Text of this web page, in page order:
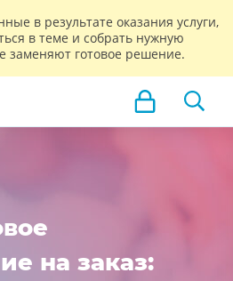
в результате оказания услуги,
в теме и собрать нужную
заменяют готовое решение.
на заказ: